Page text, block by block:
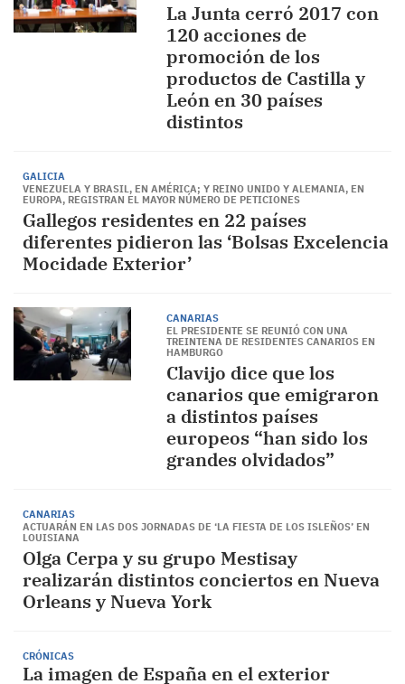
La Junta cerró 2017 con
120 acciones de
promoción de los
productos de Castilla y
León en 30 países
distintos
GALICIA
VENEZUELA Y BRASIL, EN AMÉRICA; Y REINO UNIDO Y ALEMANIA, EN
EUROPA, REGISTRAN EL MAYOR NÚMERO DE PETICIONES
Gallegos residentes en 22 países
diferentes pidieron las ‘Bolsas Excelencia
Mocidade Exterior’
CANARIAS
EL PRESIDENTE SE REUNIÓ CON UNA
TREINTENA DE RESIDENTES CANARIOS EN
HAMBURGO
Clavijo dice que los
canarios que emigraron
a distintos países
europeos “han sido los
grandes olvidados”
CANARIAS
ACTUARÁN EN LAS DOS JORNADAS DE ‘LA FIESTA DE LOS ISLEÑOS’ EN
LOUISIANA
Olga Cerpa y su grupo Mestisay
realizarán distintos conciertos en Nueva
Orleans y Nueva York
CRÓNICAS
La imagen de España en el exterior